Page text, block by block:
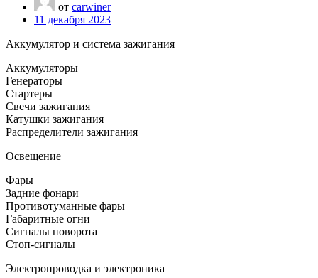
от carwiner
11 декабря 2023
Аккумулятор и система зажигания
Аккумуляторы
Генераторы
Стартеры
Свечи зажигания
Катушки зажигания
Распределители зажигания
Освещение
Фары
Задние фонари
Противотуманные фары
Габаритные огни
Сигналы поворота
Стоп-сигналы
Электропроводка и электроника